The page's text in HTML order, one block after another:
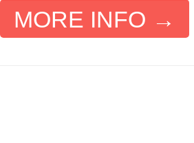
MORE INFO →